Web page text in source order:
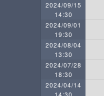
2024/09/15
14:30
2024/09/01
19:30
2024/08/04
13:30
2024/07/28
18:30
2024/04/14